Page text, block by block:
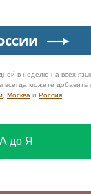
в неделю на всех
можете добавить
Москва и Россия
до Я